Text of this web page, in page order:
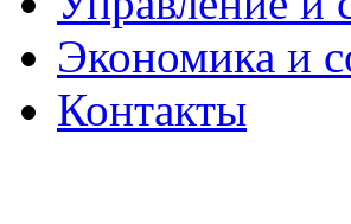
Экономика и
Контакты